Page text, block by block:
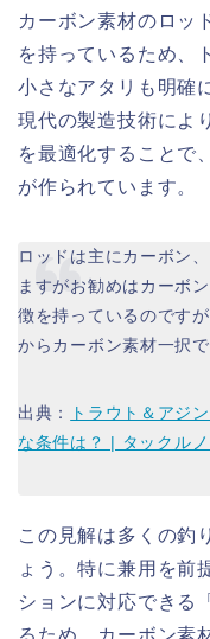
カーボン素材のロッ
を持っているため、
小さなアタリも明確
現代の製造技術によ
を最適化することで
が作られています。
ロッドは主にカーボン
ますがお勧めはカーボ
徴を持っているのです
からカーボン素材一択
出典：
トラウト＆アジ
な条件は？ | タックルノ
この見解は多くの釣
ょう。特に兼用を前
ションに対応できる